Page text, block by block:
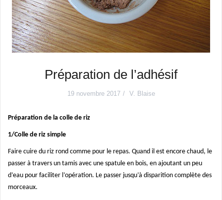
Préparation de l’adhésif
19 novembre 2017 V. Blaise
Préparation de la colle de riz
1/Colle de riz simple
Faire cuire du riz rond comme pour le repas. Quand il est encore chaud, le
passer à travers un tamis avec une spatule en bois, en ajoutant un peu
d’eau pour faciliter l’opération. Le passer jusqu’à disparition complète des
morceaux.